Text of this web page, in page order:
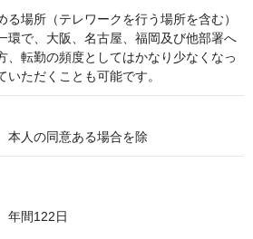
場所（テレワークを行う場所を含む）
で、大阪、名古屋、福岡及び他部署へ
、転勤の頻度としてはかなり少なくなっ
ただくことも可能です。
人の同意ある場合を除
年間122日